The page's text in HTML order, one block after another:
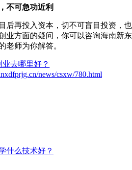
可急功近利
再投入资本，切不可盲目投资，也
业方面的疑问，你可以咨询海南新东
老师为你解答。
去哪里好？
news/csxw/780.html
什么技术好？